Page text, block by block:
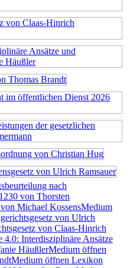
nach
von Thorsten
Michael KossensMedium
von Ulrich
von Claas-Hinrich
4.0: Interdisziplinäre Ansätze
HäußlerMedium öffnen
Medium öffnen Lexikon